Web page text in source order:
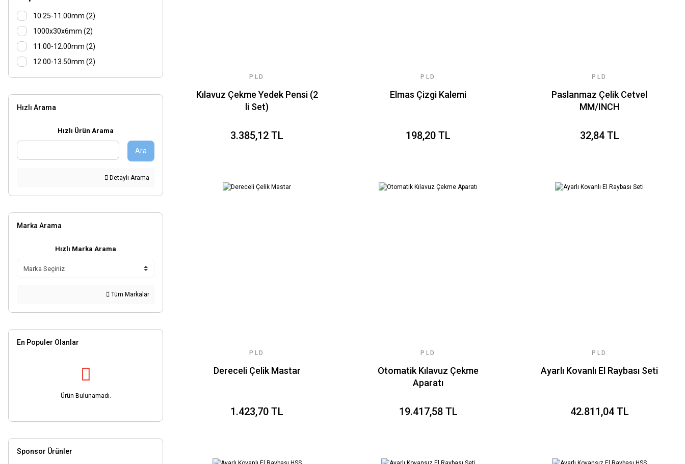
10.25-11.00mm (2)
1000x30x6mm (2)
11.00-12.00mm (2)
12.00-13.50mm (2)
13.50-15.00mm (2)
16.50-18.25mm (2)
34.00-38.75mm (2)
38.75-46.00mm (2)
46.00-56.00mm (2)
2000x38mm (1)
Hızlı Arama
Hızlı Ürün Arama
Ara
Detaylı Arama
Marka Arama
Hızlı Marka Arama
Tüm Markalar
En Populer Olanlar
Ürün Bulunamadı.
Sponsor Ürünler
PLD
Kılavuz Çekme Yedek Pensi (2
li Set)
3.385,12 TL
PLD
Elmas Çizgi Kalemi
198,20 TL
PLD
Paslanmaz Çelik Cetvel
MM/INCH
32,84 TL
PLD
Dereceli Çelik Mastar
1.423,70 TL
PLD
Otomatik Kılavuz Çekme
Aparatı
19.417,58 TL
PLD
Ayarlı Kovanlı El Raybası Seti
42.811,04 TL